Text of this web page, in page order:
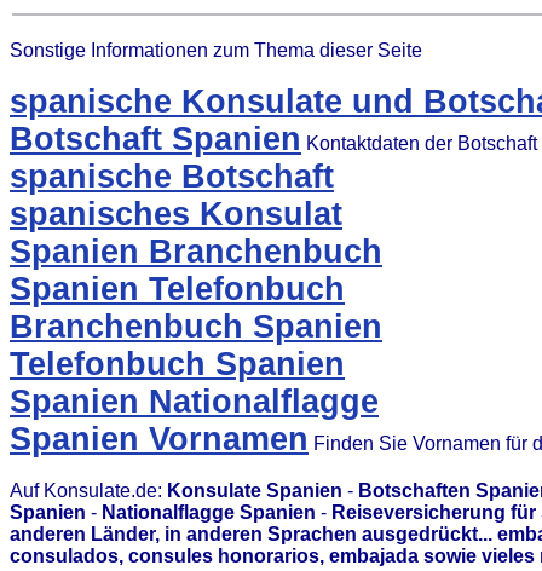
Sonstige Informationen zum Thema dieser Seite
spanische Konsulate und
Botschaft Spanien Kontaktdaten der
spanische Botschaft
spanisches Konsulat
Spanien Branchenbuch
Spanien Telefonbuch
Branchenbuch Spanien
Telefonbuch Spanien
Spanien Nationalflagge
Spanien Vornamen Finden Sie Vornamen für
Auf Konsulate.de: Konsulate Spanien - Botschaften
Spanien - Nationalflagge Spanien - Reiseversicherung für
anderen Länder, in anderen Sprachen ausgedrückt...
consulados, consules honorarios, embajada sowie vieles